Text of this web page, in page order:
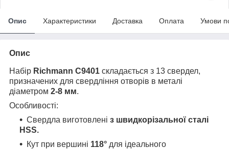
Опис Характеристики Доставка Оплата Умови
Опис
Набір Richmann C9401 складається з 13 свердел,
призначених для свердління отворів в металі
діаметром 2-8 мм.
Особливості:
Свердла виготовлені з швидкорізальної сталі
HSS.
Кут при вершині 118° для ідеального